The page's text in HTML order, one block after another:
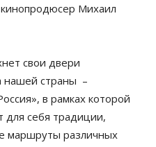
Михаил
свои двери
нашей страны –
в рамках которой
для себя традиции,
маршруты различных